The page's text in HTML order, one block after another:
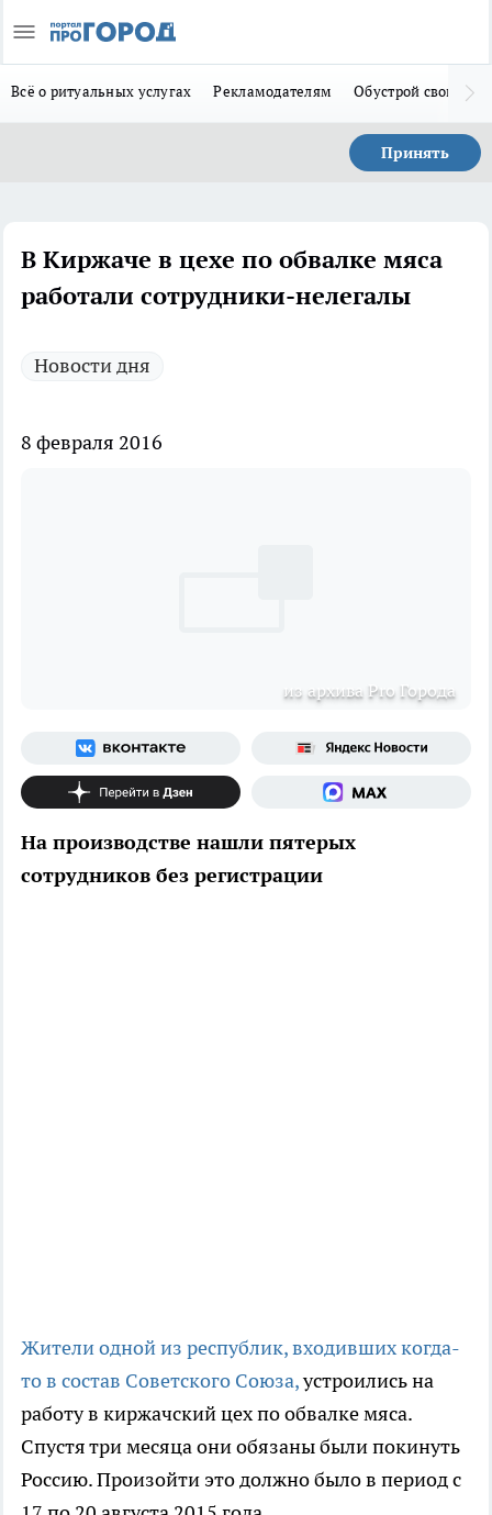
Всё о ритуальных услугах Рекламодателям Обустрой свой дом
Принять
В Киржаче в цехе по обвалке мяса
работали сотрудники-нелегалы
Новости дня
8 февраля 2016
из архива Pro Города
На производстве нашли пятерых
сотрудников без регистрации
Жители одной из республик, входивших когда-
то в состав Советского Союза,устроились на
работу в киржачский цех по обвалке мяса.
Спустя три месяца они обязаны были покинуть
Россию. Произойти это должно было в период с